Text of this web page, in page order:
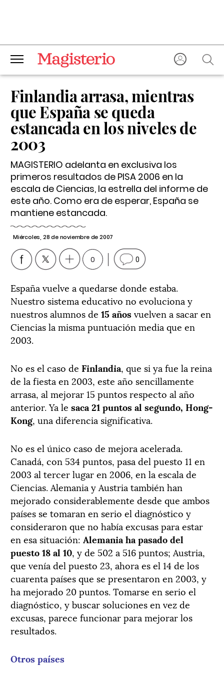
Finlandia arrasa, mientras
que España se queda
estancada en los niveles de
2003
MAGISTERIO adelanta en exclusiva los
primeros resultados de PISA 2006 en la
escala de Ciencias, la estrella del informe de
este año. Como era de esperar, España se
mantiene estancada.
Miércoles, 28 de noviembre de 2007
0 0
España vuelve a quedarse donde estaba.
Nuestro sistema educativo no evoluciona y
nuestros alumnos de 15 añosvuelven a sacar en
Ciencias la misma puntuación media que en
2003.
No es el caso de Finlandia, que si ya fue la reina
de la fiesta en 2003, este año sencillamente
arrasa, al mejorar 15 puntos respecto al año
anterior. Ya le saca 21 puntos al segundo, Hong-
Kong, una diferencia significativa.
No es el único caso de mejora acelerada.
Canadá, con 534 puntos, pasa del puesto 11 en
2003 al tercer lugar en 2006, en la escala de
Ciencias. Alemania y Austria también han
mejorado considerablemente desde que ambos
países se tomaran en serio el diagnóstico y
consideraron que no había excusas para estar
en esa situación: Alemania ha pasado del
puesto 18 al 10, y de 502 a 516 puntos; Austria,
que venía del puesto 23, ahora es el 14 de los
cuarenta países que se presentaron en 2003, y
ha mejorado 20 puntos. Tomarse en serio el
diagnóstico, y buscar soluciones en vez de
excusas, parece funcionar para mejorar los
resultados.
Otros países